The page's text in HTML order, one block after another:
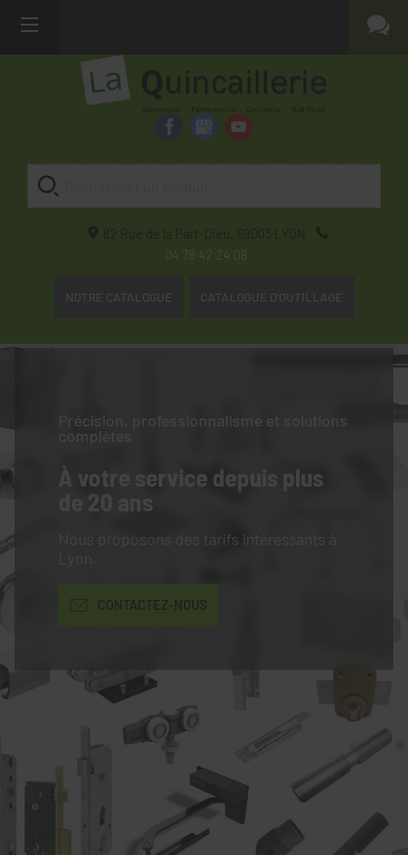
82 Rue de la Part-Dieu, 69003
LYON
04 78 42 24 08
NOTRE CATALOGUE CATALOGUE D'OUTILLAGE
Précision, professionnalisme et solutions
complètes
À votre service depuis plus
de 20 ans
Nous proposons des tarifs intéressants à
CONTACTEZ-NOUS